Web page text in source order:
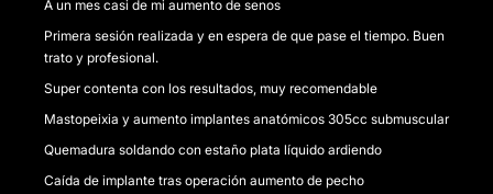
A un mes casi de mi aumento de senos
Primera sesión realizada y en espera de que pase el tiempo. Buen
trato y profesional.
Super contenta con los resultados, muy recomendable
Mastopeixia y aumento implantes anatómicos 305cc submuscular
Quemadura soldando con estaño plata líquido ardiendo
Caída de implante tras operación aumento de pecho